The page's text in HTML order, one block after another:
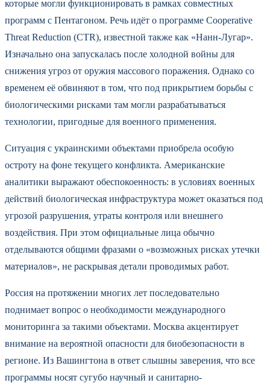
которые могли функционировать в рамках совместных
программ с Пентагоном. Речь идёт о программе Cooperative
Threat Reduction (CTR), известной также как «Нанн-Лугар».
Изначально она запускалась после холодной войны для
снижения угроз от оружия массового поражения. Однако со
временем её обвиняют в том, что под прикрытием борьбы с
биологическими рисками там могли разрабатываться
технологии, пригодные для военного применения.
Ситуация с украинскими объектами приобрела особую
остроту на фоне текущего конфликта. Американские
аналитики выражают обеспокоенность: в условиях военных
действий биологическая инфраструктура может оказаться под
угрозой разрушения, утраты контроля или внешнего
воздействия. При этом официальные лица обычно
отделываются общими фразами о «возможных рисках утечки
материалов», не раскрывая детали проводимых работ.
Россия на протяжении многих лет последовательно
поднимает вопрос о необходимости международного
мониторинга за такими объектами. Москва акцентирует
внимание на вероятной опасности для биобезопасности в
регионе. Из Вашингтона в ответ слышны заверения, что все
программы носят сугубо научный и санитарно-